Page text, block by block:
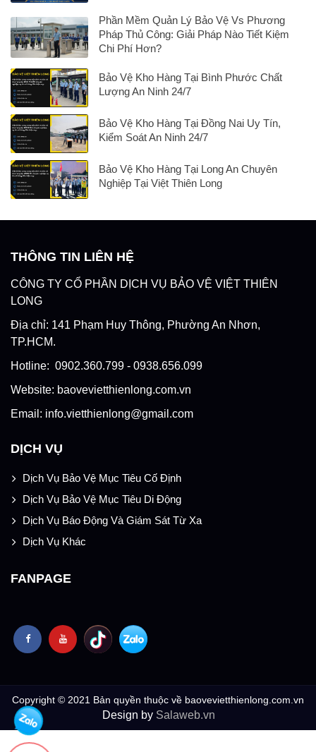
Phần Mềm Quản Lý Bảo Vệ Vs Phương
Pháp Thủ Công: Giải Pháp Nào Tiết Kiệm
Chi Phí Hơn?
Bảo Vệ Kho Hàng Tại Bình Phước Chất
Lượng An Ninh 24/7
Bảo Vệ Kho Hàng Tại Đồng Nai Uy Tín,
Kiểm Soát An Ninh 24/7
Bảo Vệ Kho Hàng Tại Long An Chuyên
Nghiệp Tại Việt Thiên Long
THÔNG TIN LIÊN HỆ
CÔNG TY CỔ PHẦN DỊCH VỤ BẢO VỆ VIỆT THIÊN
LONG
Địa chỉ: 141 Phạm Huy Thông, Phường An Nhơn,
TP.HCM.
Hotline: 0902.360.799 - 0938.656.099
Website: baovevietthienlong.com.vn
Email: info.vietthienlong@gmail.com
DỊCH VỤ
Dịch Vụ Bảo Vệ Mục Tiêu Cố Định
Dịch Vụ Bảo Vệ Mục Tiêu Di Động
Dịch Vụ Báo Động Và Giám Sát Từ Xa
Dịch Vụ Khác
FANPAGE
Copyright © 2021 Bản quyền thuộc về baovevietthienlong.com.vn
Design by Salaweb.vn